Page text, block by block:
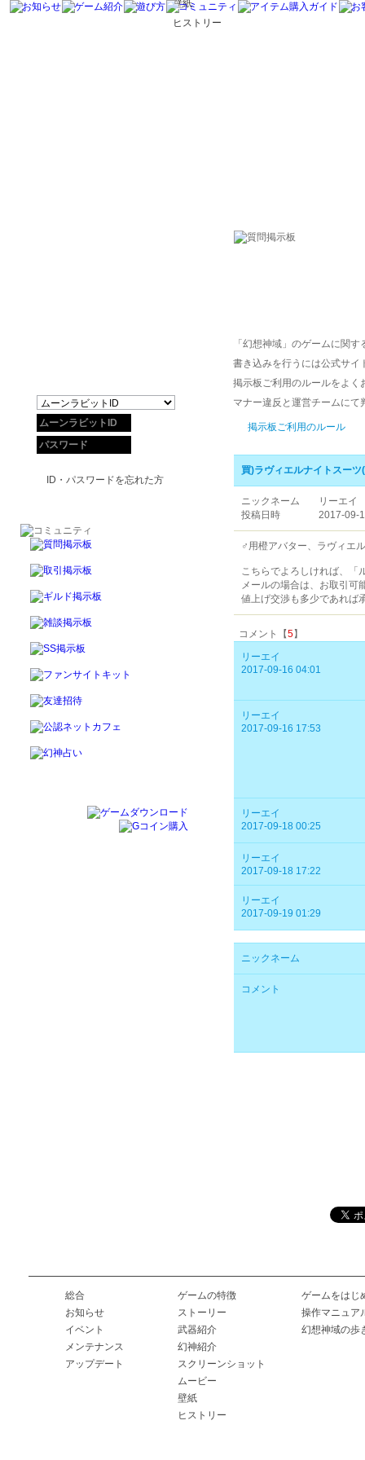
壁紙
ヒストリー
「幻想神域」のゲームに関
書き込みを行うには公式サイ
掲示板ご利用のルールをよ
マナー違反と運営チームに
掲示板ご利用のルール
買)ラヴィエルナイトスーツ
ニックネーム
リーエイ
投稿日時
2017-09-
♂用橙アバター、ラヴィエ
こちらでよろしければ、「
メールの場合は、お取引可
値上げ交渉も多少であれば
コメント【5】
リーエイ
2017-09-16 04:01
リーエイ
2017-09-16 17:53
リーエイ
2017-09-18 00:25
リーエイ
2017-09-18 17:22
リーエイ
2017-09-19 01:29
ニックネーム
コメント
ID・パスワードを忘れた方
総合
お知らせ
イベント
メンテナンス
アップデート
ゲームの特徴
ストーリー
武器紹介
幻神紹介
スクリーンショット
ムービー
壁紙
ヒストリー
ゲームをはじ
操作マニュア
幻想神域の歩